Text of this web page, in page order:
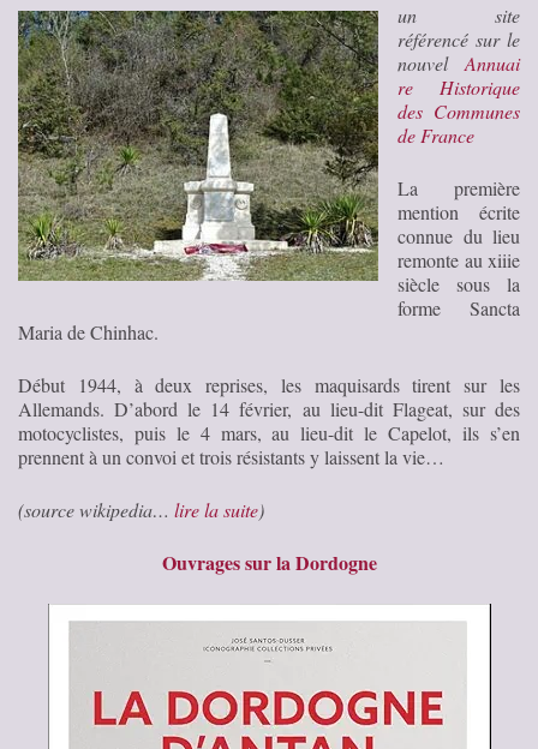
un site
référencé sur le
nouvel Annuai
re Historique
des Communes
de France
La première
mention écrite
connue du lieu
remonte au xiiie
siècle sous la
forme Sancta
Maria de Chinhac.
Début 1944, à deux reprises, les maquisards tirent sur les
Allemands. D’abord le 14 février, au lieu-dit Flageat, sur des
motocyclistes, puis le 4 mars, au lieu-dit le Capelot, ils s’en
prennent à un convoi et trois résistants y laissent la vie…
(source wikipedia… lire la suite)
Ouvrages sur la Dordogne